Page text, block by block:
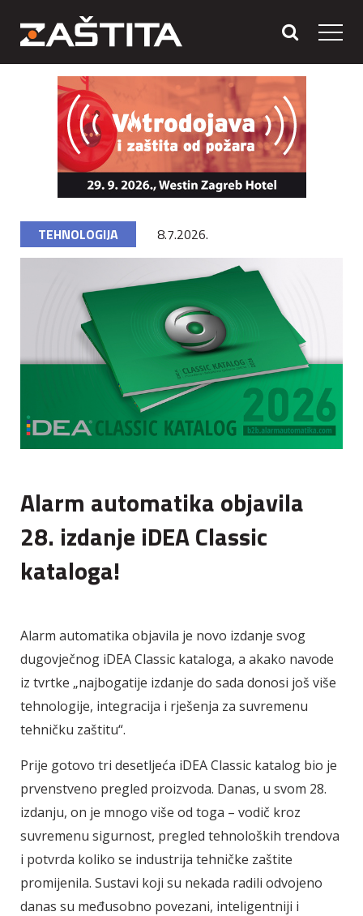
TEHNOLOGIJA 8.7.2026.
Alarm automatika objavila
28. izdanje iDEA Classic
kataloga!
Alarm automatika objavila je novo izdanje svog
dugovječnog iDEA Classic kataloga, a akako navode
iz tvrtke „najbogatije izdanje do sada donosi još više
tehnologije, integracija i rješenja za suvremenu
tehničku zaštitu“.
Prije gotovo tri desetljeća iDEA Classic katalog bio je
prvenstveno pregled proizvoda. Danas, u svom 28.
izdanju, on je mnogo više od toga – vodič kroz
suvremenu sigurnost, pregled tehnoloških trendova
i potvrda koliko se industrija tehničke zaštite
promijenila. Sustavi koji su nekada radili odvojeno
danas su međusobno povezani, inteligentniji i